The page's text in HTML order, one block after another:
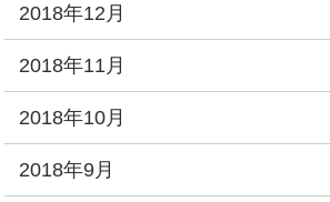
2018年12月
2018年11月
2018年10月
2018年9月